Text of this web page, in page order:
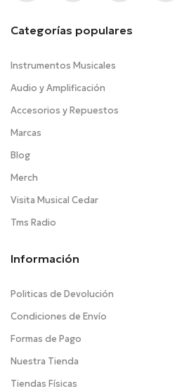
Categorías populares
Instrumentos Musicales
Audio y Amplificación
Accesorios y Repuestos
Marcas
Blog
Merch
Visita Musical Cedar
Tms Radio
Información
Politicas de Devolución
Condiciones de Envío
Formas de Pago
Nuestra Tienda
Tiendas Físicas